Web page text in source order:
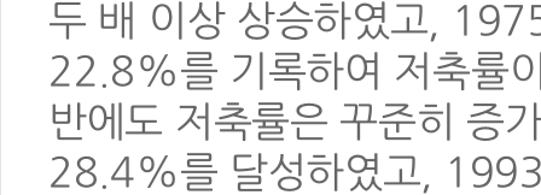
두 배 이상 상승하였고,
22.8%를 기록하여 저축률
반에도 저축률은 꾸준히 증
28.4%를 달성하였고,